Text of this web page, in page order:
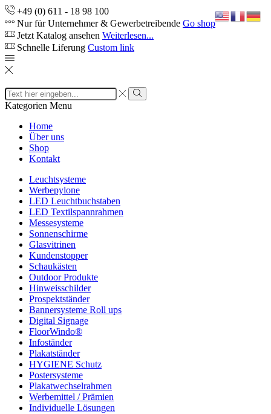
+49 (0) 611 - 18 98 100
Nur für Unternehmer & Gewerbetreibende Go shop
Jetzt Katalog ansehen Weiterlesen...
Schnelle Liferung Custom link
Search
input
Search
Kategorien Menu
Home
Über uns
Shop
Kontakt
Leuchtsysteme
Werbepylone
LED Leuchtbuchstaben
LED Textilspannrahmen
Messesysteme
Sonnenschirme
Glasvitrinen
Kundenstopper
Schaukästen
Outdoor Produkte
Hinweisschilder
Prospektständer
Bannersysteme Roll ups
Digital Signage
FloorWindo®
Infoständer
Plakatständer
HYGIENE Schutz
Postersysteme
Plakatwechselrahmen
Werbemittel / Prämien
Individuelle Lösungen